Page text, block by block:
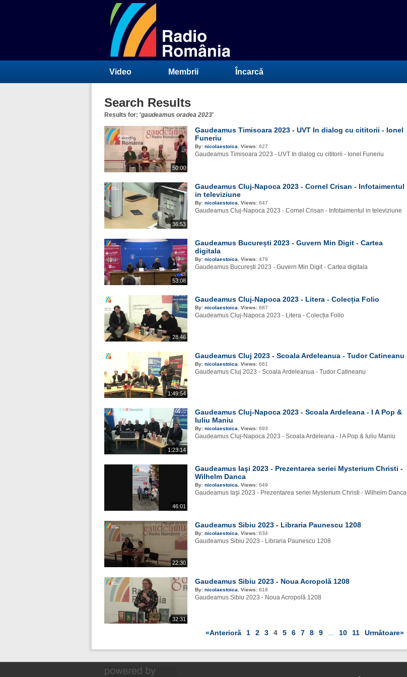
Video Membrii Încarcă
Search Results
Results for: 'gaudeamus oradea 2023'
50:00
Gaudeamus Timisoara 2023 - UVT In dialog cu cititorii - Ionel
Funeriu
By: nicolaestoica Views: 627
Gaudeamus Timisoara 2023 - UVT In dialog cu cititorii - Ionel Funeriu
36:53
Gaudeamus Cluj-Napoca 2023 - Cornel Crisan - Infotaimentul
in televiziune
By: nicolaestoica Views: 647
Gaudeamus Cluj-Napoca 2023 - Cornel Crisan - Infotaimentul in televiziune
53:08
Gaudeamus București 2023 - Guvern Min Digit - Cartea
digitala
By: nicolaestoica Views: 479
Gaudeamus București 2023 - Guvern Min Digit - Cartea digitala
28:46
Gaudeamus Cluj-Napoca 2023 - Litera - Colecția Folio
By: nicolaestoica Views: 687
Gaudeamus Cluj-Napoca 2023 - Litera - Colecția Folio
1:49:54
Gaudeamus Cluj 2023 - Scoala Ardeleanua - Tudor Catineanu
By: nicolaestoica Views: 661
Gaudeamus Cluj 2023 - Scoala Ardeleanua - Tudor Catineanu
1:23:14
Gaudeamus Cluj-Napoca 2023 - Scoala Ardeleana - I A Pop &
Iuliu Maniu
By: nicolaestoica Views: 693
Gaudeamus Cluj-Napoca 2023 - Scoala Ardeleana - I A Pop & Iuliu Maniu
46:01
Gaudeamus Iaşi 2023 - Prezentarea seriei Mysterium Christi -
Wilhelm Danca
By: nicolaestoica Views: 649
Gaudeamus Iaşi 2023 - Prezentarea seriei Mysterium Christi - Wilhelm Danca
22:30
Gaudeamus Sibiu 2023 - Libraria Paunescu 1208
By: nicolaestoica Views: 634
Gaudeamus Sibiu 2023 - Libraria Paunescu 1208
32:31
Gaudeamus Sibiu 2023 - Noua Acropolă 1208
By: nicolaestoica Views: 618
Gaudeamus Sibiu 2023 - Noua Acropolă 1208
«Anterioră 1 2 3 4 5 6 7 8 9 10 11 Următoare»